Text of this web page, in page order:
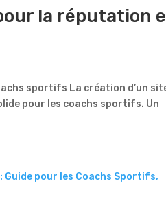
la réputation
sportifs La création d’un
pour les coachs sportifs. Un